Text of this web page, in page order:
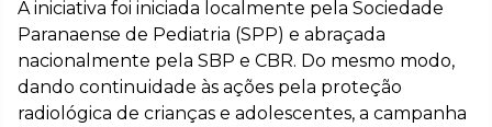
A iniciativa foi iniciada localmente pela Sociedade
Paranaense de Pediatria (SPP) e abraçada
nacionalmente pela SBP e CBR. Do mesmo modo,
dando continuidade às ações pela proteção
radiológica de crianças e adolescentes, a campanha